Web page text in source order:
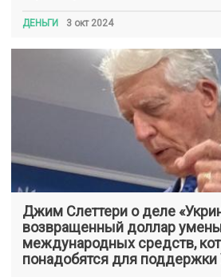
ДЕНЬГИ 3 окт 2024
Джим Слеттери о деле
возвращенный доллар
международных средств,
понадобятся для поддержки